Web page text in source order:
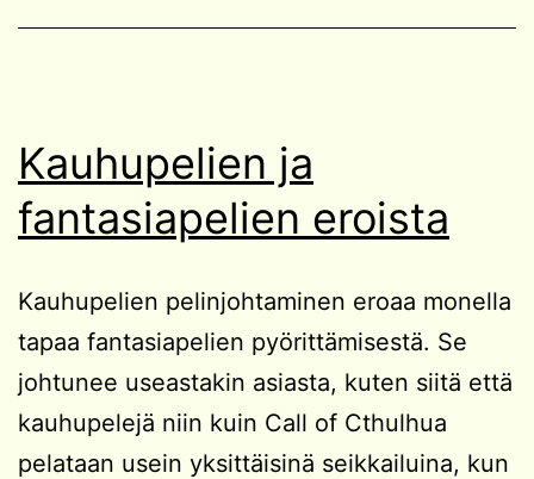
Kauhupelien ja
fantasiapelien eroista
Kauhupelien pelinjohtaminen eroaa monella
tapaa fantasiapelien pyörittämisestä. Se
johtunee useastakin asiasta, kuten siitä että
kauhupelejä niin kuin Call of Cthulhua
pelataan usein yksittäisinä seikkailuina, kun